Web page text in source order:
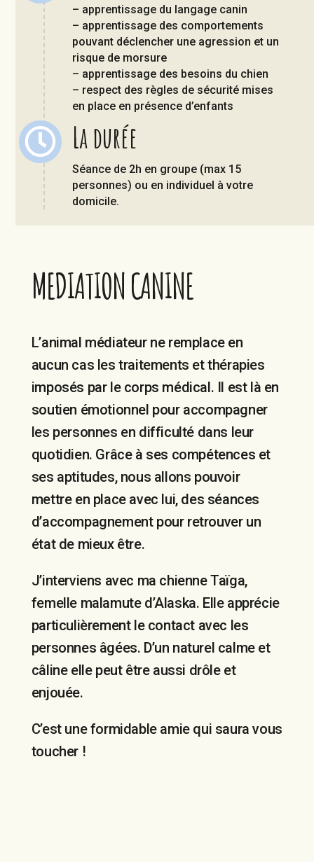
– apprentissage du langage canin
– apprentissage des comportements
pouvant déclencher une agression et un
risque de morsure
– apprentissage des besoins du chien
– respect des règles de sécurité mises
en place en présence d’enfants
 La durée
Séance de 2h en groupe (max 15
personnes) ou en individuel à votre
domicile.
MEDIATION CANINE
L’animal médiateur ne remplace en
aucun cas les traitements et thérapies
imposés par le corps médical. Il est là en
soutien émotionnel pour accompagner
les personnes en difficulté dans leur
quotidien. Grâce à ses compétences et
ses aptitudes, nous allons pouvoir
mettre en place avec lui, des séances
d’accompagnement pour retrouver un
état de mieux être.
J’interviens avec ma chienne Taïga,
femelle malamute d’Alaska. Elle apprécie
particulièrement le contact avec les
personnes âgées. D’un naturel calme et
câline elle peut être aussi drôle et
enjouée.
C’est une formidable amie qui saura vous
toucher !